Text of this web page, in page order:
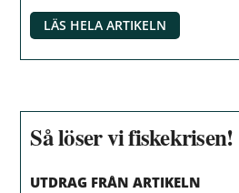
LÄS HELA ARTIKELN
Så löser vi fiskekrisen!
UTDRAG FRÅN ARTIKELN